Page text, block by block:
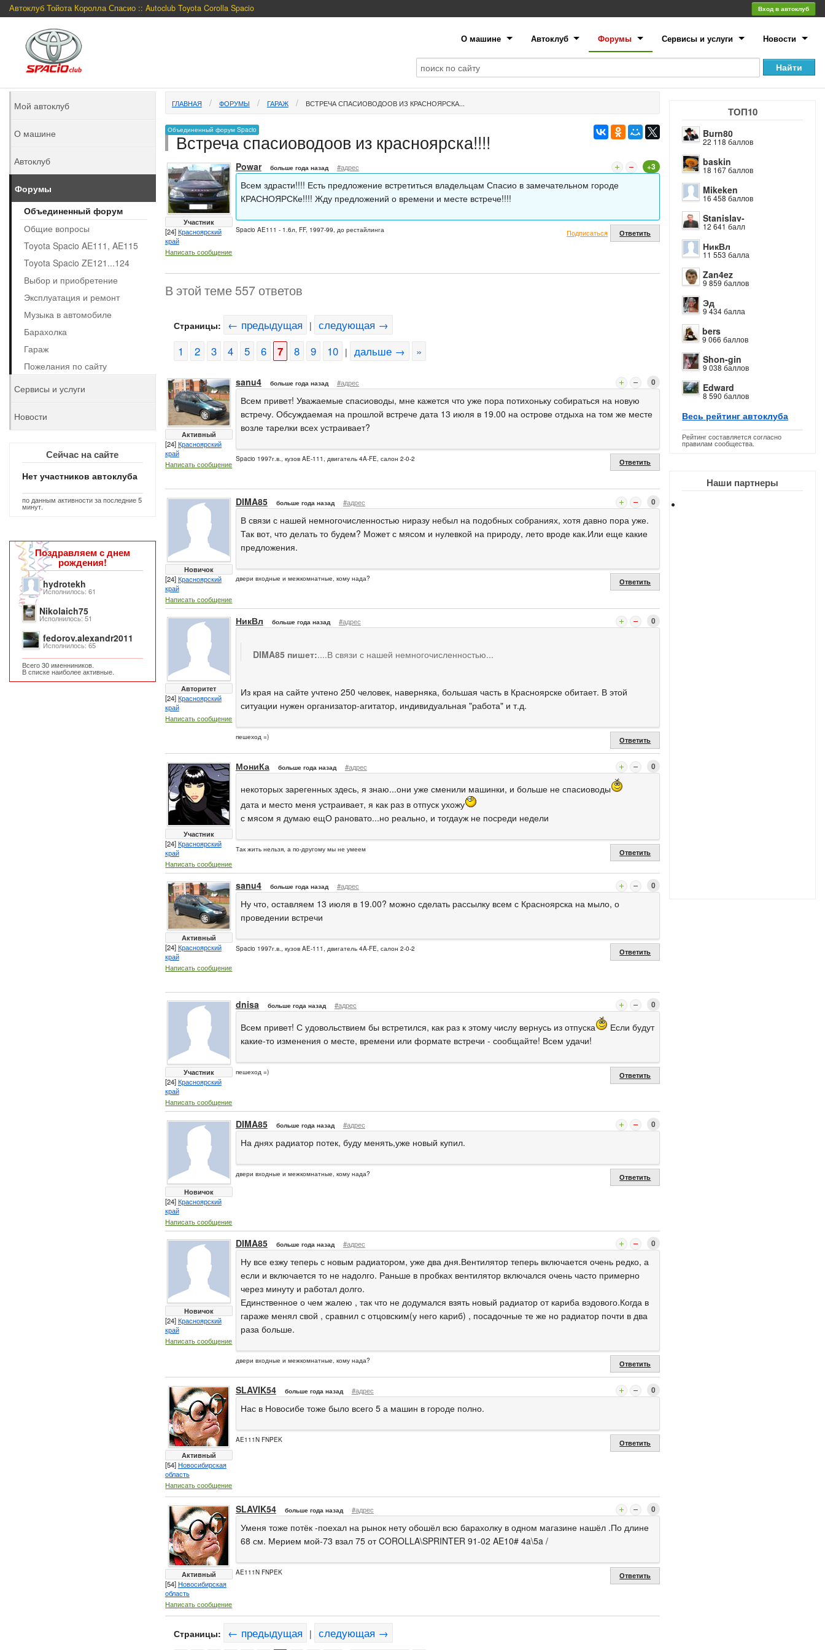
Автоклуб Тойота Королла Спасио :: Autoclub Toyota Corolla Spacio Вход в автоклуб
О машине Автоклуб Форумы Сервисы и услуги Новости
ТОП10
Burn80
22 118 баллов
baskin
18 167 баллов
Mikeken
16 458 баллов
Stanislav-
12 641 балл
НикВл
11 553 балла
Zan4ez
9 859 баллов
Эд
9 434 балла
bers
9 066 баллов
Shon-gin
9 038 баллов
Edward
8 590 баллов
Весь рейтинг автоклуба
Рейтинг составляется согласно
правилам сообщества.
Наши партнеры
ГЛАВНАЯ ФОРУМЫ ГАРАЖ ВСТРЕЧА СПАСИОВОДООВ ИЗ КРАСНОЯРСКА...
Объединенный форум Spacio
Встреча спасиоводоов из красноярска!!!!
Участник
[24]Красноярский
край
Написать сообщение
Powar больше года назад #адрес +3
Всем здрасти!!!! Есть предложение встретиться владельцам Спасио в замечательном городе
КРАСНОЯРСКе!!!! Жду предложений о времени и месте встрече!!!!
Spacio AE111 - 1.6л, FF, 1997-99, до рестайлинга Подписаться Ответить
В этой теме 557 ответов
Страницы: ← предыдущая | следующая →
1
2 3 4 5 6 7 8 9 10 | дальше → »
Активный
[24]Красноярский
край
Написать сообщение
sanu4 больше года назад #адрес 0
Всем привет! Уважаемые спасиоводы, мне кажется что уже пора потихоньку собираться на новую
встречу. Обсуждаемая на прошлой встрече дата 13 июля в 19.00 на острове отдыха на том же месте
возле тарелки всех устраивает?
Spacio 1997г.в., кузов AE-111, двигатель 4A-FE, салон 2-0-2 Ответить
Новичок
[24]Красноярский
край
Написать сообщение
DIMA85 больше года назад #адрес 0
В связи с нашей немногочисленностью ниразу небыл на подобных собраниях, хотя давно пора уже.
Так вот, что делать то будем? Может с мясом и нулевкой на природу, лето вроде как.Или еще какие
предложения.
двери входные и межкомнатные, кому нада? Ответить
Авторитет
[24]Красноярский
край
Написать сообщение
НикВл больше года назад #адрес 0
DIMA85 пишет:....В связи с нашей немногочисленностью...
Из края на сайте учтено 250 человек, наверняка, большая часть в Красноярске обитает. В этой
ситуации нужен организатор-агитатор, индивидуальная "работа" и т.д.
пешеход =) Ответить
Участник
[24]Красноярский
край
Написать сообщение
МониКа больше года назад #адрес 0
некоторых зарегенных здесь, я знаю...они уже сменили машинки, и больше не спасиоводы
дата и место меня устраивает, я как раз в отпуск ухожу
с мясом я думаю ещО рановато...но реально, и тогдауж не посреди недели
Так жить нельзя, а по-другому мы не умеем Ответить
Активный
[24]Красноярский
край
Написать сообщение
sanu4 больше года назад #адрес 0
Ну что, оставляем 13 июля в 19.00? можно сделать рассылку всем с Красноярска на мыло, о
проведении встречи
Spacio 1997г.в., кузов AE-111, двигатель 4A-FE, салон 2-0-2 Ответить
Участник
[24]Красноярский
край
Написать сообщение
dnisa больше года назад #адрес 0
Всем привет! С удовольствием бы встретился, как раз к этому числу вернусь из отпуска
Если будут
какие-то изменения о месте, времени или формате встречи - сообщайте! Всем удачи!
пешеход =) Ответить
Новичок
[24]Красноярский
край
Написать сообщение
DIMA85 больше года назад #адрес 0
На днях радиатор потек, буду менять,уже новый купил.
двери входные и межкомнатные, кому нада? Ответить
Новичок
[24]Красноярский
край
Написать сообщение
DIMA85 больше года назад #адрес 0
Ну все езжу теперь с новым радиатором, уже два дня.Вентилятор теперь включается очень редко, а
если и включается то не надолго. Раньше в пробках вентилятор включался очень часто примерно
через минуту и работал долго.
Единственное о чем жалею , так что не додумался взять новый радиатор от кариба вэдового.Когда в
гараже менял свой , сравнил с отцовским(у него кариб) , посадочные те же но радиатор почти в два
раза больше.
двери входные и межкомнатные, кому нада? Ответить
Активный
[54]Новосибирская
область
Написать сообщение
SLAVIK54 больше года назад #адрес 0
Нас в Новосибе тоже было всего 5 а машин в городе полно.
AE111N FNPEK Ответить
Активный
[54]Новосибирская
область
Написать сообщение
SLAVIK54 больше года назад #адрес 0
Уменя тоже потёк -поехал на рынок нету обошёл всю барахолку в одном магазине нашёл .По длине
68 см. Мерием мой-73 взал 75 от COROLLA\SPRINTER 91-02 AE10# 4a\5a /
AE111N FNPEK Ответить
Страницы: ← предыдущая | следующая →
Мой автоклуб
О машине
Автоклуб
Форумы
Объединенный форум
Общие вопросы
Toyota Spacio AE111, AE115
Toyota Spacio ZE121...124
Выбор и приобретение
Эксплуатация и ремонт
Музыка в автомобиле
Барахолка
Гараж
Пожелания по сайту
Сервисы и услуги
Новости
Сейчас на сайте
Нет участников автоклуба
по данным активности за последние 5
минут.
Поздравляем с днем
рождения!
hydrotekh
Исполнилось: 61
Nikolaich75
Исполнилось: 51
fedorov.alexandr2011
Исполнилось: 65
Всего 30 именниников.
В списке наиболее активные.